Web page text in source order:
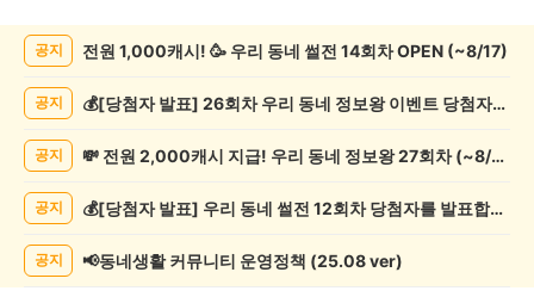
글
공지 전원 1,000캐시! 🥳 우리 동네 썰전 14회차 OPEN (~8/17)
공지 💰[당첨자 발표] 26회차 우리 동네 정보왕 이벤트 당첨자를 발표합니다!
공지 💸 전원 2,000캐시 지급! 우리 동네 정보왕 27회차 (~8/10)
공지 💰[당첨자 발표] 우리 동네 썰전 12회차 당첨자를 발표합니다!
공지 📢동네생활 커뮤니티 운영정책 (25.08 ver)